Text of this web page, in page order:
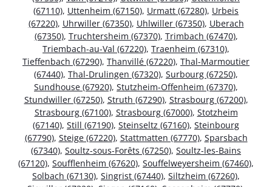
(67110), Uttenheim (67150), Urmatt (67280), Urbeis
(67220), Uhrwiller (67350), Uhlwiller (67350), Uberach
(67350), Truchtersheim (67370), Trimbach (67470),
Triembach-au-Val (67220), Traenheim (67310),
Tieffenbach (67290), Thanvillé (67220), Thal-Marmoutier
(67440), Thal-Drulingen (67320), Surbourg (67250),
Sundhouse (67920), Stutzheim-Offenheim (67370),
Stundwiller (67250), Struth (67290), Strasbourg (67200),
Strasbourg (67100), Strasbourg (67000), Stotzheim
(67140), Still (67190), Steinseltz (67160), Steinbourg
(67790), Steige (67220), Stattmatten (67770), Sparsbach
(67340), Soultz-sous-Forêts (67250), Soultz-les-Bains
(67120), Soufflenheim (67620), Souffelweyersheim (67460),
Solbach (67130), Singrist (67440), Siltzheim (67260),